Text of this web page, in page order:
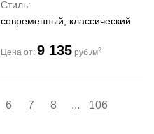
Стиль
современный, классический
Цена от: 9 135 руб./м2
6 7 8 ... 106